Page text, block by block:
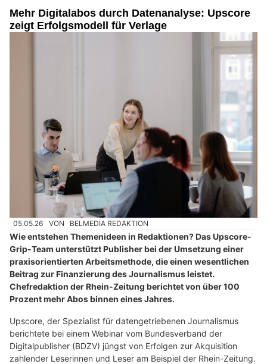
Mehr Digitalabos durch Datenanalyse: Upscore
zeigt Erfolgsmodell für Verlage
05.05.26 VON BELMEDIA REDAKTION
Wie entstehen Themenideen in Redaktionen? Das Upscore-
Grip-Team unterstützt Publisher bei der Umsetzung einer
praxisorientierten Arbeitsmethode, die einen wesentlichen
Beitrag zur Finanzierung des Journalismus leistet.
Chefredaktion der Rhein-Zeitung berichtet von über 100
Prozent mehr Abos binnen eines Jahres.
Upscore, der Spezialist für datengetriebenen Journalismus
berichtete bei einem Webinar vom Bundesverband der
Digitalpublisher (BDZV) jüngst von Erfolgen zur Akquisition
zahlender Leserinnen und Leser am Beispiel der Rhein-Zeitung.